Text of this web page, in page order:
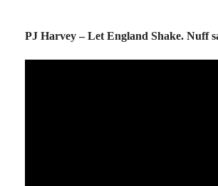
PJ Harvey – Let England Shake. Nuff